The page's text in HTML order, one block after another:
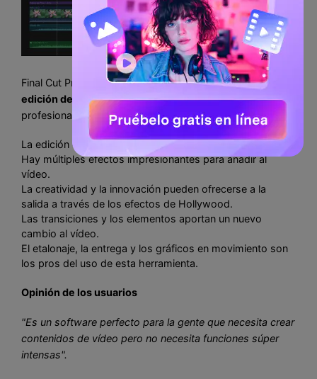
Final Cut Pro es uno de los mejores programas de
edición de vídeo para Mac, útil para los editores
profesionales. Las características principales son:
La edición de vídeo requiere un esfuerzo mínimo.
Hay múltiples efectos impresionantes para añadir al
vídeo.
La creatividad y la innovación pueden ofrecerse a la
salida a través de los efectos de Hollywood.
Las transiciones y los elementos aportan un nuevo
cambio al vídeo.
El etalonaje, la entrega y los gráficos en movimiento son
los pros del uso de esta herramienta.
Opinión de los usuarios
"Es un software perfecto para la gente que necesita crear
contenidos de vídeo pero no necesita funciones súper
intensas".